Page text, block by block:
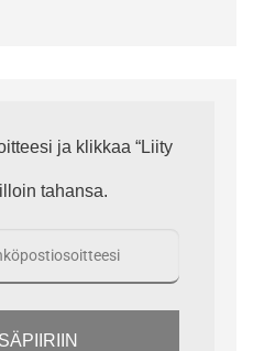
ja klikkaa “Liity
tahansa.